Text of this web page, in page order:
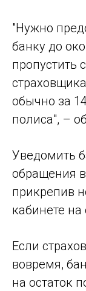
"Нужно
банку до
пропустить
обычно за
полиса", –
Уведомить
обращения
прикрепив
кабинете на
Если
вовремя,
на остаток